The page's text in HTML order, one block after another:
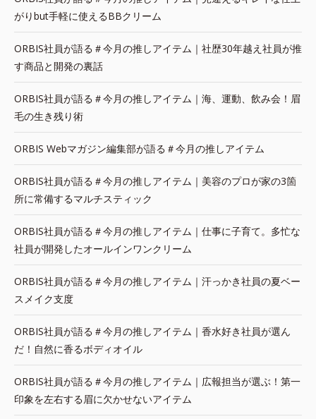
がりbut手軽に使えるBBクリーム
ORBIS社員が語る＃今月の推しアイテム｜社歴30年越え社員が推
す商品と開発の裏話
ORBIS社員が語る＃今月の推しアイテム｜海、運動、飲み会！眉
毛の生き残り術
ORBIS Webマガジン編集部が語る＃今月の推しアイテム
ORBIS社員が語る＃今月の推しアイテム｜美容のプロが家の3箇
所に常備するマルチスティック
ORBIS社員が語る＃今月の推しアイテム｜仕事に子育て。多忙な
社員が開発したオールインワンクリーム
ORBIS社員が語る＃今月の推しアイテム｜汗っかき社員の夏ベー
スメイク支度
ORBIS社員が語る＃今月の推しアイテム｜香水好き社員が選ん
だ！自然に香るボディオイル
ORBIS社員が語る＃今月の推しアイテム｜広報担当が選ぶ！第一
印象を左右する眉に欠かせないアイテム